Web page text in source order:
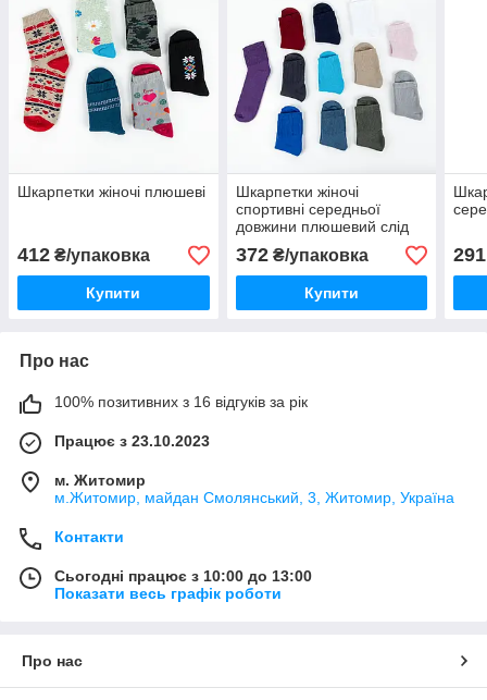
Шкарпетки жіночі плюшеві
412 ₴/упаковка
Купити
Шкарпетки жіночі
спортивні середньої
довжини плюшевий слід
372₴/упаковка
Купити
291
Про нас
100% позитивних з 16 відгуків за рік
Працює з 23.10.2023
м. Житомир
м.Житомир, майдан Смолянський, 3, Житомир, Україна
Контакти
Сьогодні працює з 10:00 до 13:00
Показати весь графік роботи
Про нас